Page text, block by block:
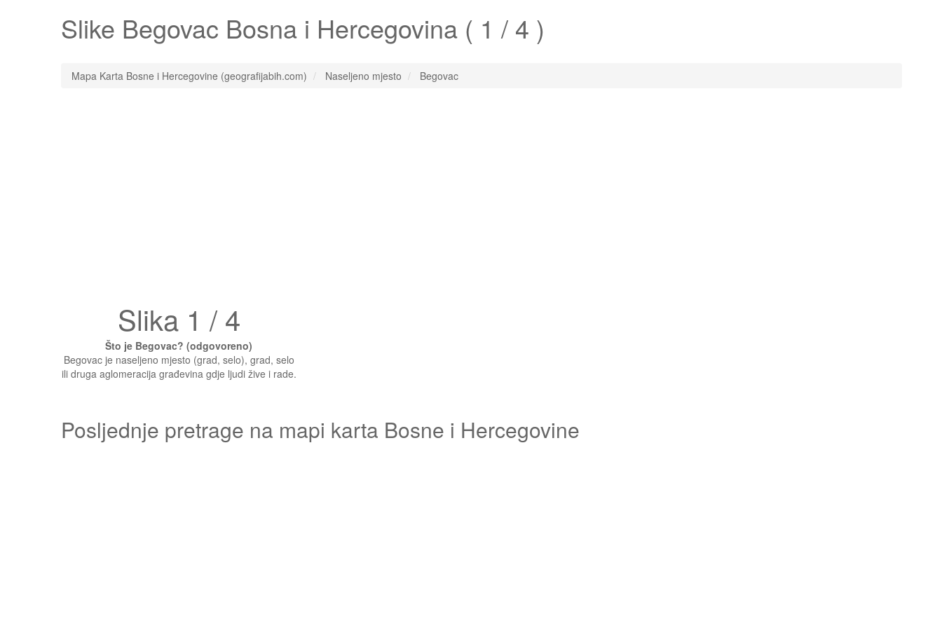
Slike Begovac Bosna i Hercegovina ( 1 / 4 )
Mapa Karta Bosne i Hercegovine (geografijabih.com) Naseljeno mjesto Begovac
Slika 1 / 4
Što je Begovac? (odgovoreno)
Begovac je naseljeno mjesto (grad, selo), grad, selo
ili druga aglomeracija građevina gdje ljudi žive i rade.
Posljednje pretrage na mapi karta Bosne i Hercegovine